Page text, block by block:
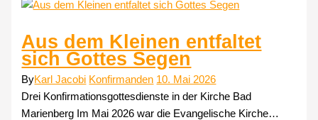
Aus dem Kleinen entfaltet
sich Gottes Segen
ByKarl Jacobi Konfirmanden 10. Mai 2026
Drei Konfirmationsgottesdienste in der Kirche Bad
Marienberg Im Mai 2026 war die Evangelische Kirche…